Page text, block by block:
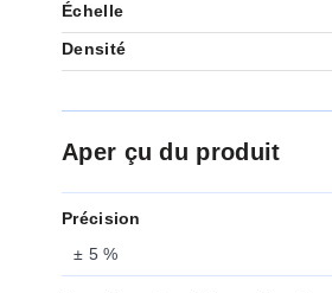
Échelle
Densité
Aper çu du produit
Précision
± 5 %